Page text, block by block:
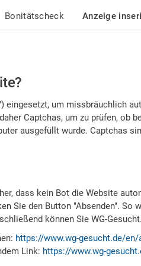
Bonitätscheck Anzeige
eingesetzt, um missbräuchlich
Captchas, um zu prüfen, ob
ausgefüllt wurde. Captchas
dass kein Bot die Website
Sie den Button "Absenden". So
können Sie WG-
https://www.wg-gesucht.de/en/
Link: https://www.wg-